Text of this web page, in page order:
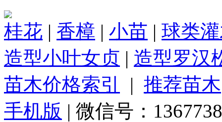
桂花 | 香樟 | 小苗 | 球类
造型小叶女贞 | 造型罗汉
苗木价格索引
| 推荐苗木
手机版 | 微信号：